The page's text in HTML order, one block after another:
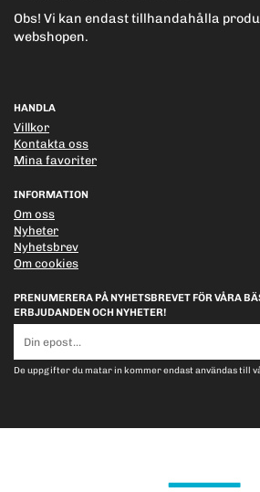
Obs! Vi kan endast tillhandahålla
webshopen.
HANDLA
Villkor
Kontakta oss
Mina favoriter
INFORMATION
Om oss
Nyheter
Nyhetsbrev
Om cookies
PRENUMERERA PÅ NYHETSBREVET FÖR VÅRA
ERBJUDANDEN OCH NYHETER!
postadress
De uppgifter du matar in kommer endast användas till